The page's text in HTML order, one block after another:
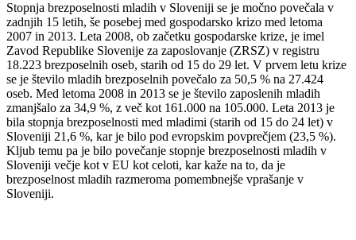
Stopnja brezposelnosti mladih v Sloveniji se je močno povečala v
zadnjih 15 letih, še posebej med gospodarsko krizo med letoma
2007 in 2013. Leta 2008, ob začetku gospodarske krize, je imel
Zavod Republike Slovenije za zaposlovanje (ZRSZ) v registru
18.223 brezposelnih oseb, starih od 15 do 29 let. V prvem letu krize
se je število mladih brezposelnih povečalo za 50,5 % na 27.424
oseb. Med letoma 2008 in 2013 se je število zaposlenih mladih
zmanjšalo za 34,9 %, z več kot 161.000 na 105.000. Leta 2013 je
bila stopnja brezposelnosti med mladimi (starih od 15 do 24 let) v
Sloveniji 21,6 %, kar je bilo pod evropskim povprečjem (23,5 %).
Kljub temu pa je bilo povečanje stopnje brezposelnosti mladih v
Sloveniji večje kot v EU kot celoti, kar kaže na to, da je
brezposelnost mladih razmeroma pomembnejše vprašanje v
Sloveniji.